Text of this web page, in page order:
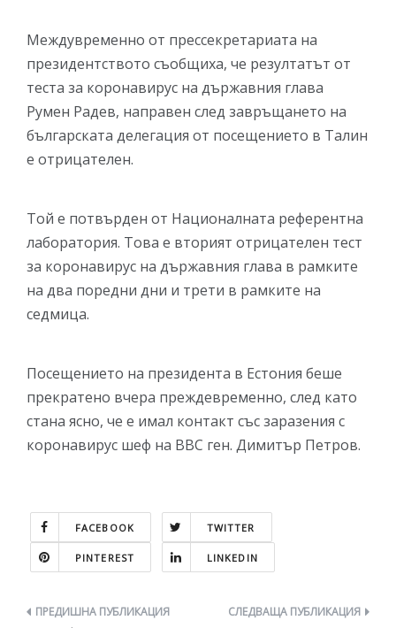
Междувременно от прессекретариата на
президентството съобщиха, че резултатът от
теста за коронавирус на държавния глава
Румен Радев, направен след завръщането на
българската делегация от посещението в Талин
е отрицателен.
Той е потвърден от Националната референтна
лаборатория. Това е вторият отрицателен тест
за коронавирус на държавния глава в рамките
на два поредни дни и трети в рамките на
седмица.
Посещението на президента в Естония беше
прекратено вчера преждевременно, след като
стана ясно, че е имал контакт със заразения с
коронавирус шеф на ВВС ген. Димитър Петров.
FACEBOOK TWITTER
PINTEREST LINKEDIN
Навигация